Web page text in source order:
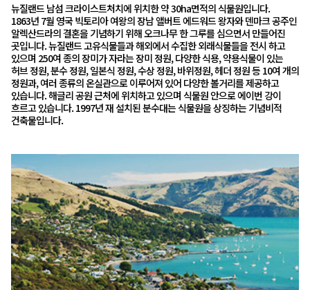
뉴질랜드 남섬 크라이스트처치에 위치한 약 30ha면적의 식물원입니다.
1863년 7월 영국 빅토리아 여왕의 장남 앨버트 에드워드 왕자와 덴마크 공주인
알렉산드라의 결혼을 기념하기 위해 오크나무 한 그루를 심으면서 만들어진
곳입니다. 뉴질랜드 고유식물들과 해외에서 수집한 외래식물들을 전시 하고
있으며 250여 종의 장미가 자라는 장미 정원, 다양한 식용, 약용식물이 있는
허브 정원, 분수 정원, 일본식 정원, 수상 정원, 바위정원, 헤더 정원 등 10여 개의
정원과, 여러 종류의 온실관으로 이루어져 있어 다양한 볼거리를 제공하고
있습니다. 해글리 공원 근처에 위치하고 있으며 식물원 안으로 에이번 강이
흐르고 있습니다. 1997년 재 설치된 분수대는 식물원을 상징하는 기념비적
건축물입니다.